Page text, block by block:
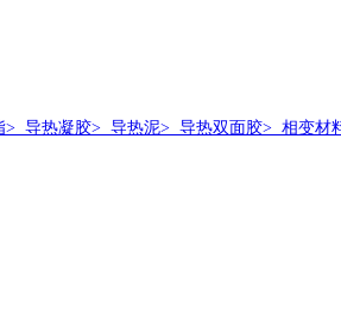
> 导热凝胶> 导热泥> 导热双面胶> 相变材